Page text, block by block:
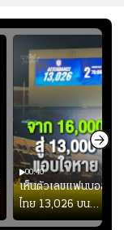
00:40
เห็นตัวเลขแฟนบอล
ไทย 13,026 บน
สกอร์บอร์ดแล้วแอบ